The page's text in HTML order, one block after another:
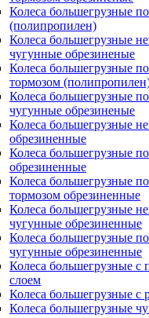
Колеса большегрузные
(полипропилен)
Колеса большегрузные
чугунные обрезиненые
Колеса большегрузные
тормозом
Колеса большегрузные
чугунные обрезиненые
Колеса большегрузные
обрезиненные
Колеса большегрузные
обрезиненные
Колеса большегрузные
тормозом обрезиненные
Колеса большегрузные
чугунные обрезиненные
Колеса большегрузные
чугунные обрезиненные
Колеса большегрузные с
слоем
Колеса большегрузные с
Колеса большегрузные